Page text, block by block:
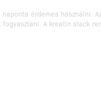
érdemes
A kreatin stack